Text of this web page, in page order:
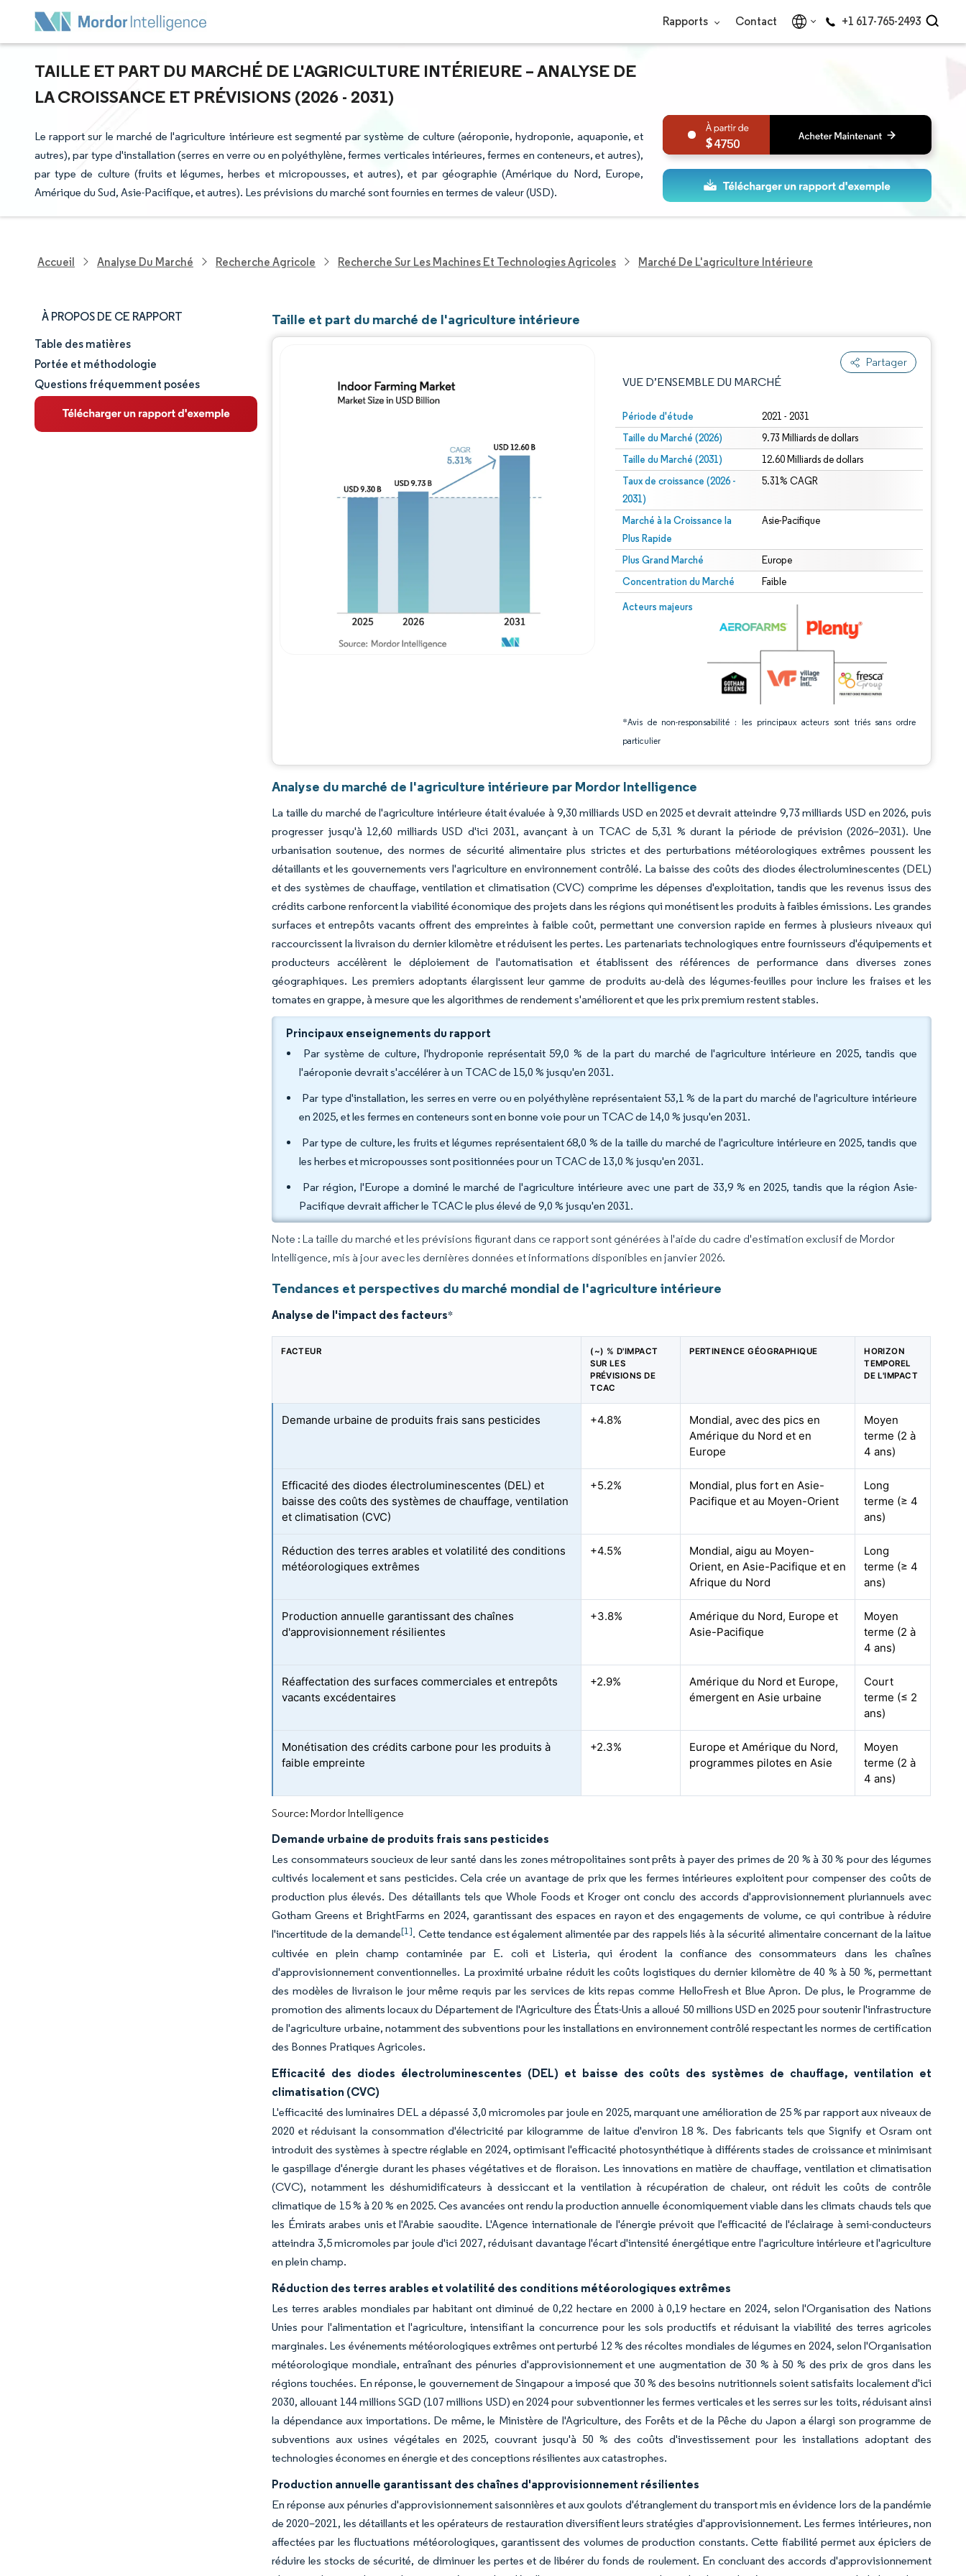
Rapports Contact +1 617-765-2493
TAILLE ET PART DU MARCHÉ DE L'AGRICULTURE INTÉRIEURE – ANALYSE DE
LA CROISSANCE ET PRÉVISIONS (2026 - 2031)
Le rapport sur le marché de l'agriculture intérieure est segmenté par système de culture (aéroponie, hydroponie, aquaponie, et
autres), par type d'installation (serres en verre ou en polyéthylène, fermes verticales intérieures, fermes en conteneurs, et autres),
par type de culture (fruits et légumes, herbes et micropousses, et autres), et par géographie (Amérique du Nord, Europe,
Amérique du Sud, Asie-Pacifique, et autres). Les prévisions du marché sont fournies en termes de valeur (USD).
4750
Accueil Analyse Du Marché Recherche Agricole Recherche Sur Les Machines Et Technologies Agricoles Marché De L'agriculture Intérieure
À PROPOS DE CE RAPPORT
Taille et part de marché
Analyse du marché
Tendances et perspectives
Table des matières
Portée et méthodologie
Questions fréquemment posées
Taille et part du marché de l'agriculture intérieure
Partager
VUE D’ENSEMBLE DU MARCHÉ
Période d'étude 2021 - 2031
Taille du Marché (2026) 9.73 Milliards de dollars
Taille du Marché (2031) 12.60 Milliards de dollars
Taux de croissance (2026 -
2031)
5.31% CAGR
Marché à la Croissance la
Plus Rapide
Asie-Pacifique
Plus Grand Marché Europe
Concentration du Marché Faible
Acteurs majeurs
*Avis de non-responsabilité : les principaux acteurs sont triés sans ordre
particulier
Image © Mordor Intelligence. La réutilisation nécessite une attribution sous CC BY 4.0.
Image © Mordor Intelligence. La réutilisation nécessite une attribution sous CC BY 4.0.
Analyse du marché de l'agriculture intérieure par Mordor Intelligence
La taille du marché de l'agriculture intérieure était évaluée à 9,30 milliards USD en 2025 et devrait atteindre 9,73 milliards USD en 2026, puis
progresser jusqu'à 12,60 milliards USD d'ici 2031, avançant à un TCAC de 5,31 % durant la période de prévision (2026–2031). Une
urbanisation soutenue, des normes de sécurité alimentaire plus strictes et des perturbations météorologiques extrêmes poussent les
détaillants et les gouvernements vers l'agriculture en environnement contrôlé. La baisse des coûts des diodes électroluminescentes (DEL)
et des systèmes de chauffage, ventilation et climatisation (CVC) comprime les dépenses d'exploitation, tandis que les revenus issus des
crédits carbone renforcent la viabilité économique des projets dans les régions qui monétisent les produits à faibles émissions. Les grandes
surfaces et entrepôts vacants offrent des empreintes à faible coût, permettant une conversion rapide en fermes à plusieurs niveaux qui
raccourcissent la livraison du dernier kilomètre et réduisent les pertes. Les partenariats technologiques entre fournisseurs d'équipements et
producteurs accélèrent le déploiement de l'automatisation et établissent des références de performance dans diverses zones
géographiques. Les premiers adoptants élargissent leur gamme de produits au-delà des légumes-feuilles pour inclure les fraises et les
tomates en grappe, à mesure que les algorithmes de rendement s'améliorent et que les prix premium restent stables.
Principaux enseignements du rapport
Par système de culture, l'hydroponie représentait 59,0 % de la part du marché de l'agriculture intérieure en 2025, tandis que
l'aéroponie devrait s'accélérer à un TCAC de 15,0 % jusqu'en 2031.
Par type d'installation, les serres en verre ou en polyéthylène représentaient 53,1 % de la part du marché de l'agriculture intérieure
en 2025, et les fermes en conteneurs sont en bonne voie pour un TCAC de 14,0 % jusqu'en 2031.
Par type de culture, les fruits et légumes représentaient 68,0 % de la taille du marché de l'agriculture intérieure en 2025, tandis que
les herbes et micropousses sont positionnées pour un TCAC de 13,0 % jusqu'en 2031.
Par région, l'Europe a dominé le marché de l'agriculture intérieure avec une part de 33,9 % en 2025, tandis que la région Asie-
Pacifique devrait afficher le TCAC le plus élevé de 9,0 % jusqu'en 2031.
Note : La taille du marché et les prévisions figurant dans ce rapport sont générées à l'aide du cadre d'estimation exclusif de Mordor
Intelligence, mis à jour avec les dernières données et informations disponibles en janvier 2026.
Tendances et perspectives du marché mondial de l'agriculture intérieure
Analyse de l'impact des facteurs*
FACTEUR
(~) % D'IMPACT
SUR LES
PRÉVISIONS DE
TCAC
PERTINENCE GÉOGRAPHIQUE
HORIZON
TEMPOREL
DE L'IMPACT
Demande urbaine de produits frais sans pesticides +4.8%
Mondial, avec des pics en
Amérique du Nord et en
Europe
Moyen
terme (2 à
4 ans)
Efficacité des diodes électroluminescentes (DEL) et
baisse des coûts des systèmes de chauffage, ventilation
et climatisation (CVC)
+5.2%
Mondial, plus fort en Asie-
Pacifique et au Moyen-Orient
Long
terme (≥ 4
ans)
Réduction des terres arables et volatilité des conditions
météorologiques extrêmes
+4.5%
Mondial, aigu au Moyen-
Orient, en Asie-Pacifique et en
Afrique du Nord
Long
terme (≥ 4
ans)
Production annuelle garantissant des chaînes
d'approvisionnement résilientes
+3.8%
Amérique du Nord, Europe et
Asie-Pacifique
Moyen
terme (2 à
4 ans)
Réaffectation des surfaces commerciales et entrepôts
vacants excédentaires
+2.9%
Amérique du Nord et Europe,
émergent en Asie urbaine
Court
terme (≤ 2
ans)
Monétisation des crédits carbone pour les produits à
faible empreinte
+2.3%
Europe et Amérique du Nord,
programmes pilotes en Asie
Moyen
terme (2 à
4 ans)
Source: Mordor Intelligence
Demande urbaine de produits frais sans pesticides
Les consommateurs soucieux de leur santé dans les zones métropolitaines sont prêts à payer des primes de 20 % à 30 % pour des légumes
cultivés localement et sans pesticides. Cela crée un avantage de prix que les fermes intérieures exploitent pour compenser des coûts de
production plus élevés. Des détaillants tels que Whole Foods et Kroger ont conclu des accords d'approvisionnement pluriannuels avec
Gotham Greens et BrightFarms en 2024, garantissant des espaces en rayon et des engagements de volume, ce qui contribue à réduire
l'incertitude de la demande[1]. Cette tendance est également alimentée par des rappels liés à la sécurité alimentaire concernant de la laitue
cultivée en plein champ contaminée par E. coli et Listeria, qui érodent la confiance des consommateurs dans les chaînes
d'approvisionnement conventionnelles. La proximité urbaine réduit les coûts logistiques du dernier kilomètre de 40 % à 50 %, permettant
des modèles de livraison le jour même requis par les services de kits repas comme HelloFresh et Blue Apron. De plus, le Programme de
promotion des aliments locaux du Département de l'Agriculture des États-Unis a alloué 50 millions USD en 2025 pour soutenir l'infrastructure
de l'agriculture urbaine, notamment des subventions pour les installations en environnement contrôlé respectant les normes de certification
des Bonnes Pratiques Agricoles.
Efficacité des diodes électroluminescentes (DEL) et baisse des coûts des systèmes de chauffage, ventilation et
climatisation (CVC)
L'efficacité des luminaires DEL a dépassé 3,0 micromoles par joule en 2025, marquant une amélioration de 25 % par rapport aux niveaux de
2020 et réduisant la consommation d'électricité par kilogramme de laitue d'environ 18 %. Des fabricants tels que Signify et Osram ont
introduit des systèmes à spectre réglable en 2024, optimisant l'efficacité photosynthétique à différents stades de croissance et minimisant
le gaspillage d'énergie durant les phases végétatives et de floraison. Les innovations en matière de chauffage, ventilation et climatisation
(CVC), notamment les déshumidificateurs à dessiccant et la ventilation à récupération de chaleur, ont réduit les coûts de contrôle
climatique de 15 % à 20 % en 2025. Ces avancées ont rendu la production annuelle économiquement viable dans les climats chauds tels que
les Émirats arabes unis et l'Arabie saoudite. L'Agence internationale de l'énergie prévoit que l'efficacité de l'éclairage à semi-conducteurs
atteindra 3,5 micromoles par joule d'ici 2027, réduisant davantage l'écart d'intensité énergétique entre l'agriculture intérieure et l'agriculture
en plein champ.
Réduction des terres arables et volatilité des conditions météorologiques extrêmes
Les terres arables mondiales par habitant ont diminué de 0,22 hectare en 2000 à 0,19 hectare en 2024, selon l'Organisation des Nations
Unies pour l'alimentation et l'agriculture, intensifiant la concurrence pour les sols productifs et réduisant la viabilité des terres agricoles
marginales. Les événements météorologiques extrêmes ont perturbé 12 % des récoltes mondiales de légumes en 2024, selon l'Organisation
météorologique mondiale, entraînant des pénuries d'approvisionnement et une augmentation de 30 % à 50 % des prix de gros dans les
régions touchées. En réponse, le gouvernement de Singapour a imposé que 30 % des besoins nutritionnels soient satisfaits localement d'ici
2030, allouant 144 millions SGD (107 millions USD) en 2024 pour subventionner les fermes verticales et les serres sur les toits, réduisant ainsi
la dépendance aux importations. De même, le Ministère de l'Agriculture, des Forêts et de la Pêche du Japon a élargi son programme de
subventions aux usines végétales en 2025, couvrant jusqu'à 50 % des coûts d'investissement pour les installations adoptant des
technologies économes en énergie et des conceptions résilientes aux catastrophes.
Production annuelle garantissant des chaînes d'approvisionnement résilientes
En réponse aux pénuries d'approvisionnement saisonnières et aux goulots d'étranglement du transport mis en évidence lors de la pandémie
de 2020–2021, les détaillants et les opérateurs de restauration diversifient leurs stratégies d'approvisionnement. Les fermes intérieures, non
affectées par les fluctuations météorologiques, garantissent des volumes de production constants. Cette fiabilité permet aux épiciers de
réduire les stocks de sécurité, de diminuer les pertes et de libérer du fonds de roulement. En concluant des accords d'approvisionnement